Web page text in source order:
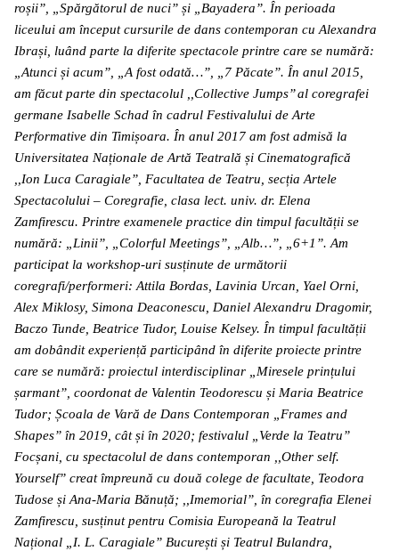
roșii”, „Spărgătorul de nuci” și „Bayadera”. În perioada
liceului am început cursurile de dans contemporan cu Alexandra
Ibrași, luând parte la diferite spectacole printre care se numără:
„Atunci și acum”, „A fost odată…”, „7 Păcate”. În anul 2015,
am făcut parte din spectacolul ,,Collective Jumps’’ al coregrafei
germane Isabelle Schad în cadrul Festivalului de Arte
Performative din Timișoara. În anul 2017 am fost admisă la
Universitatea Naționale de Artă Teatrală și Cinematografică
,,Ion Luca Caragiale”, Facultatea de Teatru, secția Artele
Spectacolului – Coregrafie, clasa lect. univ. dr. Elena
Zamfirescu. Printre examenele practice din timpul facultății se
numără: „Linii”, „Colorful Meetings”, „Alb…”, „6+1”. Am
participat la workshop-uri susținute de următorii
coregrafi/performeri: Attila Bordas, Lavinia Urcan, Yael Orni,
Alex Miklosy, Simona Deaconescu, Daniel Alexandru Dragomir,
Baczo Tunde, Beatrice Tudor, Louise Kelsey. În timpul facultății
am dobândit experiență participând în diferite proiecte printre
care se numără: proiectul interdisciplinar „Miresele prințului
șarmant”, coordonat de Valentin Teodorescu și Maria Beatrice
Tudor; Școala de Vară de Dans Contemporan „Frames and
Shapes” în 2019, cât și în 2020; festivalul „Verde la Teatru”
Focșani, cu spectacolul de dans contemporan ,,Other self.
Yourself” creat împreună cu două colege de facultate, Teodora
Tudose și Ana-Maria Bănuță; ,,Imemorial”, în coregrafia Elenei
Zamfirescu, susținut pentru Comisia Europeană la Teatrul
Național „I. L. Caragiale” București și Teatrul Bulandra,